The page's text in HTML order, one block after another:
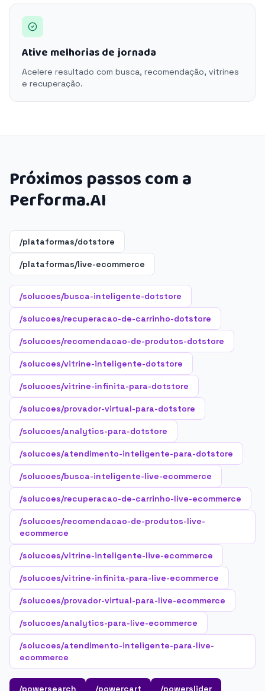
Ative melhorias de jornada
Acelere resultado com busca, recomendação, vitrines
e recuperação.
Próximos passos com a
Performa.AI
/plataformas/dotstore
/plataformas/live-ecommerce
/solucoes/busca-inteligente-dotstore
/solucoes/recuperacao-de-carrinho-dotstore
/solucoes/recomendacao-de-produtos-dotstore
/solucoes/vitrine-inteligente-dotstore
/solucoes/vitrine-infinita-para-dotstore
/solucoes/provador-virtual-para-dotstore
/solucoes/analytics-para-dotstore
/solucoes/atendimento-inteligente-para-dotstore
/solucoes/busca-inteligente-live-ecommerce
/solucoes/recuperacao-de-carrinho-live-ecommerce
/solucoes/recomendacao-de-produtos-live-
ecommerce
/solucoes/vitrine-inteligente-live-ecommerce
/solucoes/vitrine-infinita-para-live-ecommerce
/solucoes/provador-virtual-para-live-ecommerce
/solucoes/analytics-para-live-ecommerce
/solucoes/atendimento-inteligente-para-live-
ecommerce
/powersearch /powercart /powerslider